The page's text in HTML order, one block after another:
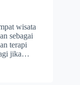
wisata
sebagai
terapi
jika…